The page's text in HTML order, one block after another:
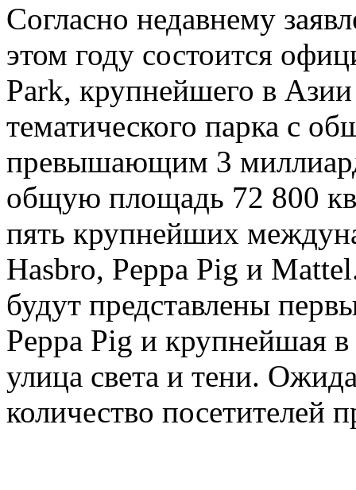
Согласно недавнему
этом году состоится
Park, крупнейшего в Азии
тематического парка с
превышающим 3
общую площадь 72 800
пять крупнейших
Hasbro, Peppa Pig и
будут представлены
Peppa Pig и крупнейшая
улица света и тени.
количество посетителей